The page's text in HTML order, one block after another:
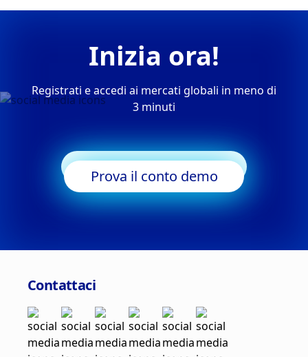
Inizia ora!
Registrati e accedi ai mercati globali in meno di
3 minuti
Inizia a fare trading
Prova il conto demo
Contattaci